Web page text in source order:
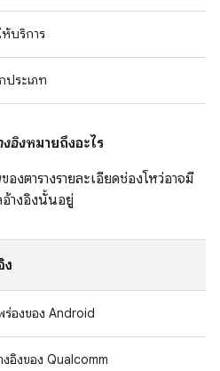
ห้บริการ
ประเภท
งอิงหมายถึงอะไร
ของตารางรายละเอียดช่องโหว่อาจมี
างอิงนั้นอยู่
ง
องของ Android
งอิงของ Qualcomm